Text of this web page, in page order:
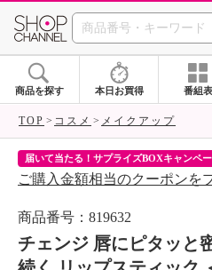
商品を探す 本日お買得 番組表
TOP コスメ メイクアップ
届いて当たる！サプライズBOXキャンペ
ご購入金額相当のクーポンを
商品番号：819632
チェンジ 唇にピタッと